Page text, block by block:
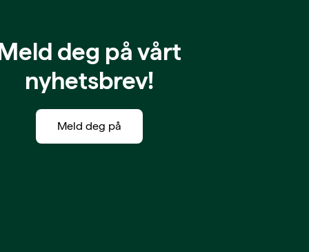
deg på vårt
nyhetsbrev!
Meld deg på